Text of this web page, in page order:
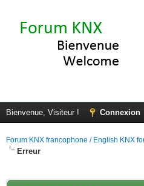
Bienvenue, Visiteur ! Connexion
Forum KNX francophone / English KNX
Erreur